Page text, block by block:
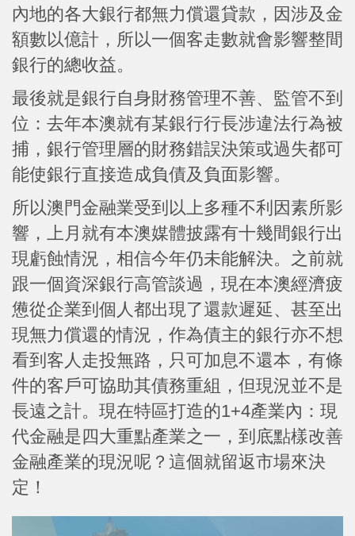
內地的各大銀行都無力償還貸款，因涉及金
額數以億計，所以一個客走數就會影響整間
銀行的總收益。
最後就是銀行自身財務管理不善、監管不到
位：去年本澳就有某銀行行長涉違法行為被
捕，銀行管理層的財務錯誤決策或過失都可
能使銀行直接造成負債及負面影響。
所以澳門金融業受到以上多種不利因素所影
響，上月就有本澳媒體披露有十幾間銀行出
現虧蝕情況，相信今年仍未能解決。之前就
跟一個資深銀行高管談過，現在本澳經濟疲
憊從企業到個人都出現了還款遲延、甚至出
現無力償還的情況，作為債主的銀行亦不想
看到客人走投無路，只可加息不還本，有條
件的客戶可協助其債務重組，但現況並不是
長遠之計。現在特區打造的1+4產業內：現
代金融是四大重點產業之一，到底點樣改善
金融產業的現況呢？這個就留返市場來決
定！